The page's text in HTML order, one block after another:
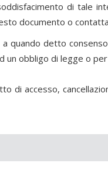
di tale
documento o
quando detto
obbligo di legge o per
di accesso,